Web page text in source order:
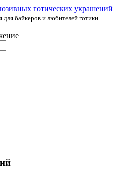
байкеров и любителей готики